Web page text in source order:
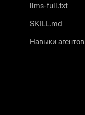
llms-full.txt
SKILL.md
Навыки агентов